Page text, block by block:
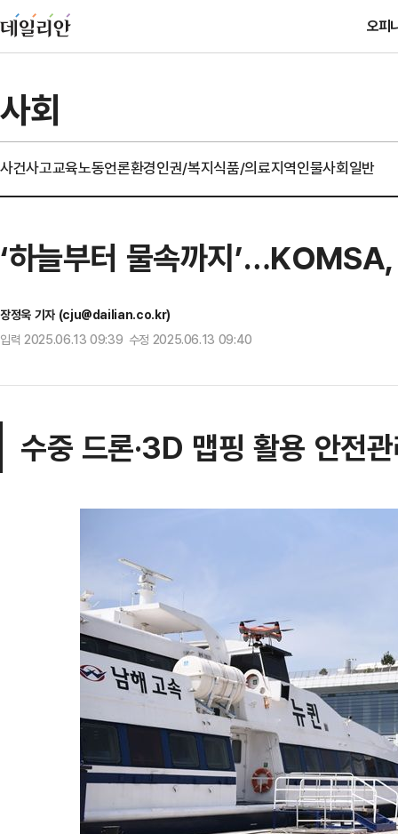
오피
사회
사건사고교육노동언론환경인권/복지식품/의료지역인물사회일반
‘하늘부터 물속까지
장정욱 기자 (cju@dailian.co.kr)
입력 2025.06.13 09:39 수정 2025.06.13 09:40
수중 드론·3D 맵핑 활용 안전